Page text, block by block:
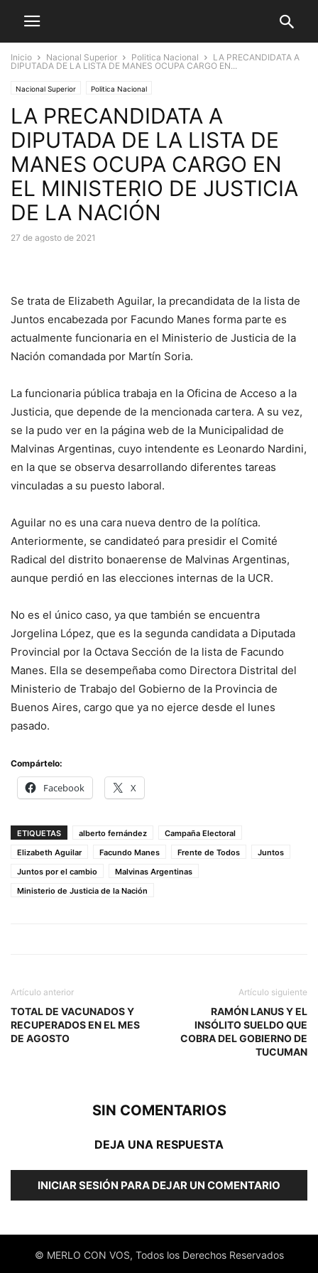
Inicio Nacional Superior Politica Nacional
LA PRECANDIDATA A
DIPUTADA DE LA LISTA DE MANES OCUPA CARGO EN...
Nacional Superior Politica Nacional
LA PRECANDIDATA A
DIPUTADA DE LA LISTA DE
MANES OCUPA CARGO EN
EL MINISTERIO DE JUSTICIA
DE LA NACIÓN
27 de agosto de 2021
Se trata de Elizabeth Aguilar, la precandidata de la lista de
Juntos encabezada por Facundo Manes forma parte es
actualmente funcionaria en el Ministerio de Justicia de la
Nación comandada por Martín Soria.
La funcionaria pública trabaja en la Oficina de Acceso a la
Justicia, que depende de la mencionada cartera. A su vez,
se la pudo ver en la página web de la Municipalidad de
Malvinas Argentinas, cuyo intendente es Leonardo Nardini,
en la que se observa desarrollando diferentes tareas
vinculadas a su puesto laboral.
Aguilar no es una cara nueva dentro de la política.
Anteriormente, se candidateó para presidir el Comité
Radical del distrito bonaerense de Malvinas Argentinas,
aunque perdió en las elecciones internas de la UCR.
No es el único caso, ya que también se encuentra
Jorgelina López, que es la segunda candidata a Diputada
Provincial por la Octava Sección de la lista de Facundo
Manes. Ella se desempeñaba como Directora Distrital del
Ministerio de Trabajo del Gobierno de la Provincia de
Buenos Aires, cargo que ya no ejerce desde el lunes
pasado.
Compártelo:
Facebook X
ETIQUETAS alberto fernández
Campaña Electoral
Elizabeth Aguilar
Facundo Manes Frente de Todos
Juntos
Juntos por el cambio
Malvinas Argentinas
Ministerio de Justicia de la Nación
Artículo anterior
TOTAL DE VACUNADOS Y
RECUPERADOS EN EL MES
DE AGOSTO
Artículo siguiente
RAMÓN LANUS Y EL
INSÓLITO SUELDO QUE
COBRA DEL GOBIERNO DE
TUCUMAN
SIN COMENTARIOS
DEJA UNA RESPUESTA
INICIAR SESIÓN PARA DEJAR UN COMENTARIO
© MERLO CON VOS, Todos los Derechos Reservados